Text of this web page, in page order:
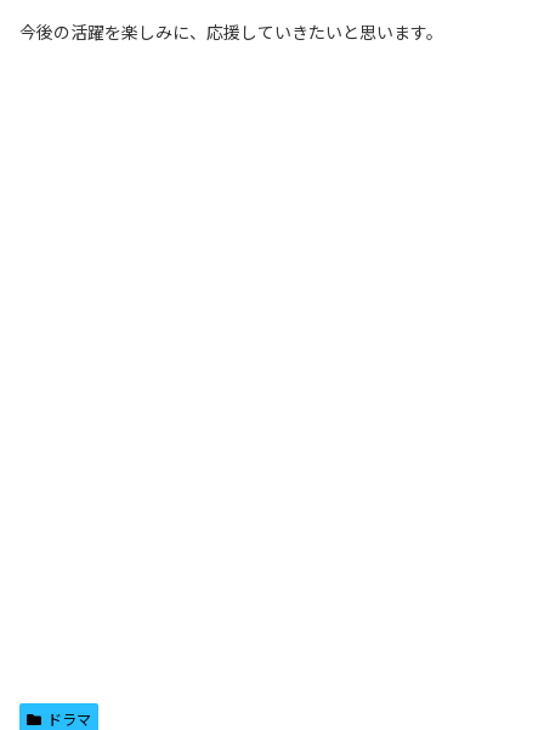
今後の活躍を楽しみに、応援していきたいと思います。
ドラマ